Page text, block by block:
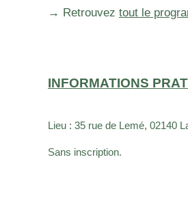
→ Retrouvez tout le
INFORMATIONS
Lieu : 35 rue de Lemé, 02140
Sans inscription.